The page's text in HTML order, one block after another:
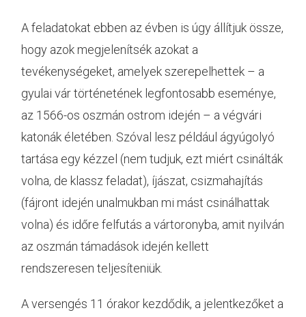
A feladatokat ebben az évben is úgy állítjuk össze,
hogy azok megjelenítsék azokat a
tevékenységeket, amelyek szerepelhettek – a
gyulai vár történetének legfontosabb eseménye,
az 1566-os oszmán ostrom idején – a végvári
katonák életében. Szóval lesz például ágyúgolyó
tartása egy kézzel (nem tudjuk, ezt miért csinálták
volna, de klassz feladat), íjászat, csizmahajítás
(fájront idején unalmukban mi mást csinálhattak
volna) és időre felfutás a vártoronyba, amit nyilván
az oszmán támadások idején kellett
rendszeresen teljesíteniük.
A versengés 11 órakor kezdődik, a jelentkezőket a